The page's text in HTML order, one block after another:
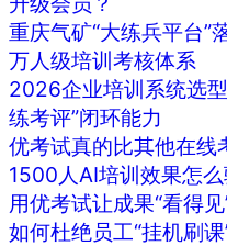
重庆气矿“大练兵平台”
万人级培训考核体系
2026企业培训系统选
练考评”闭环能力
优考试真的比其他在线
1500人AI培训效果怎
用优考试让成果“看得见
如何杜绝员工“挂机刷